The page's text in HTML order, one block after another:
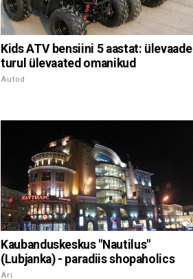
Kids ATV bensiini 5 aastat: ülevaade
turul ülevaated omanikud
Autod
Kaubanduskeskus "Nautilus"
(Lubjanka) - paradiis shopaholics
Äri